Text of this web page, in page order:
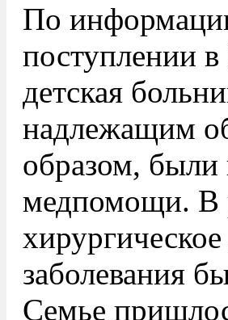
По
поступлении
детская
надлежащим
образом, были
медпомощи. В
заболевания
Семье